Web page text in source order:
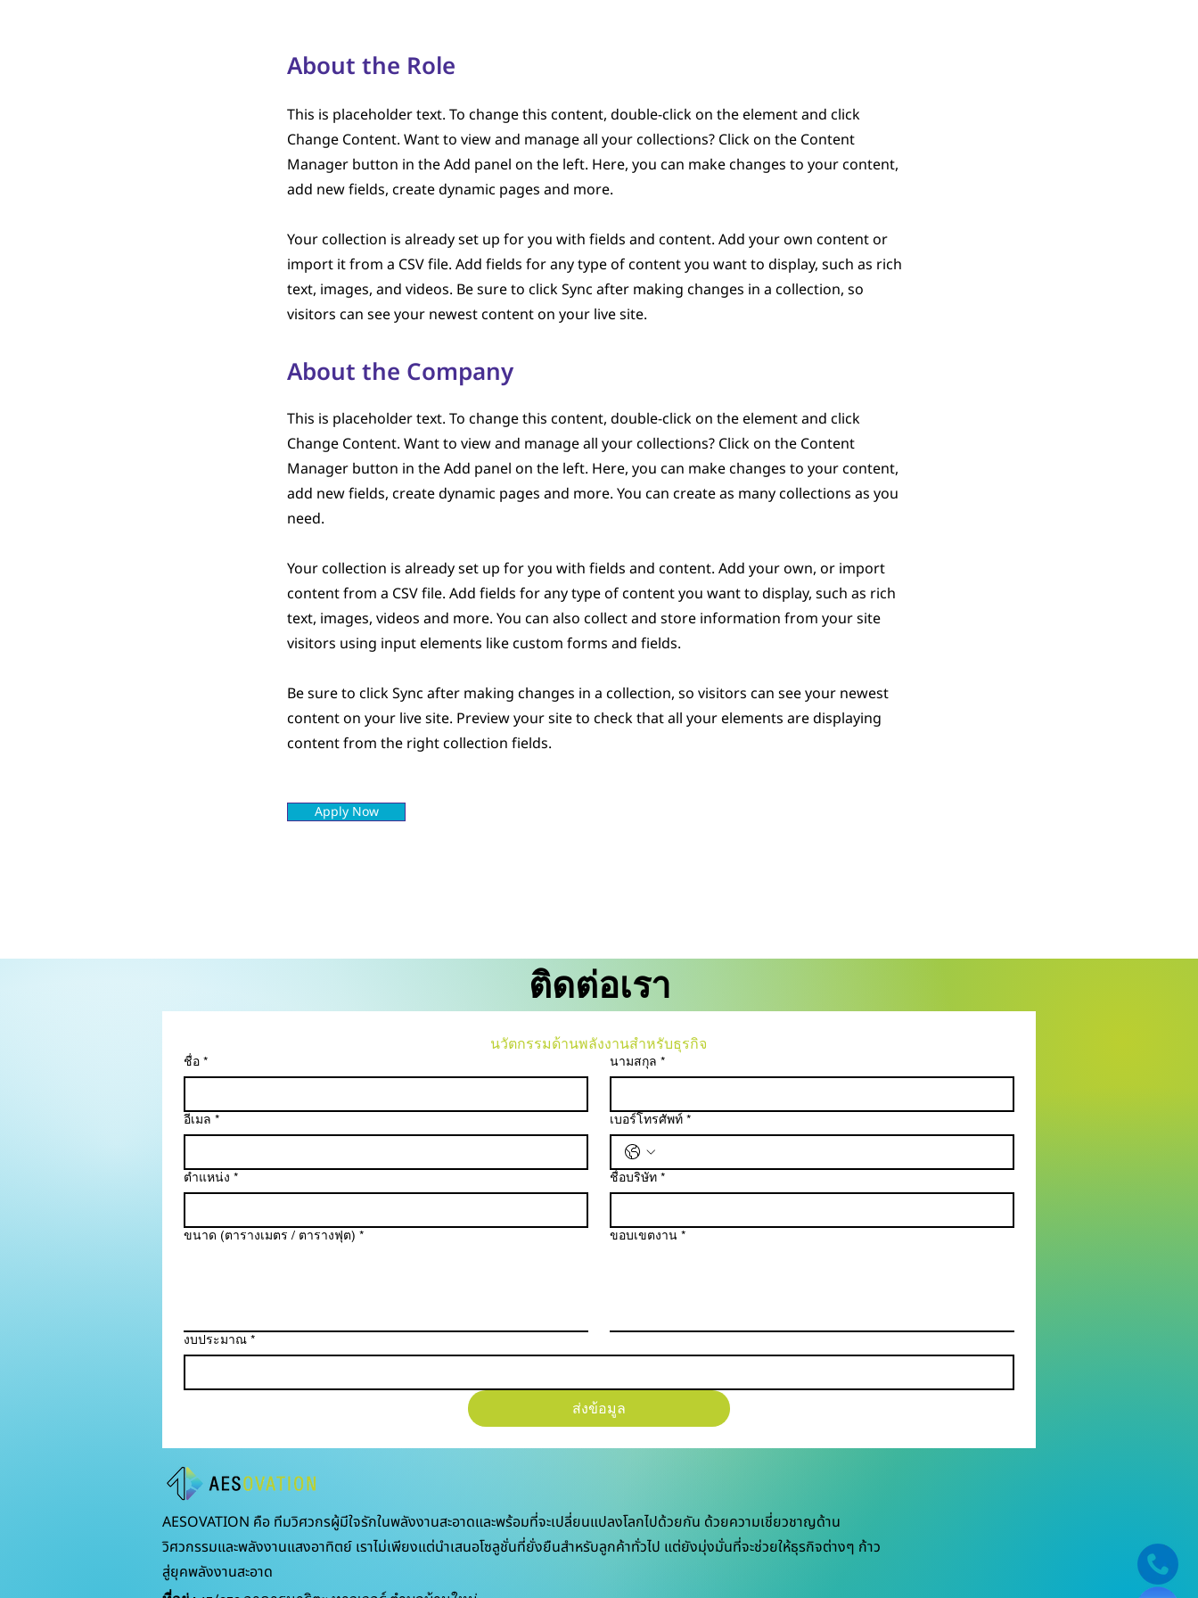
About the Role
This is placeholder text. To change this content, double-click on the element and click
Change Content. Want to view and manage all your collections? Click on the Content
Manager button in the Add panel on the left. Here, you can make changes to your content,
add new fields, create dynamic pages and more.
Your collection is already set up for you with fields and content. Add your own content or
import it from a CSV file. Add fields for any type of content you want to display, such as rich
text, images, and videos. Be sure to click Sync after making changes in a collection, so
visitors can see your newest content on your live site.
About the Company
This is placeholder text. To change this content, double-click on the element and click
Change Content. Want to view and manage all your collections? Click on the Content
Manager button in the Add panel on the left. Here, you can make changes to your content,
add new fields, create dynamic pages and more. You can create as many collections as you
need.
Your collection is already set up for you with fields and content. Add your own, or import
content from a CSV file. Add fields for any type of content you want to display, such as rich
text, images, videos and more. You can also collect and store information from your site
visitors using input elements like custom forms and fields.
Be sure to click Sync after making changes in a collection, so visitors can see your newest
content on your live site. Preview your site to check that all your elements are displaying
content from the right collection fields.
Apply Now
ติดต่อเรา
นวัตกรรมด้านพลังงานสำหรับธุรกิจ
ชื่อ * นามสกุล *
อีเมล * เบอร์โทรศัพท์ *
ตำแหน่ง * ชื่อบริษัท *
ขนาด (ตารางเมตร / ตารางฟุต) * ขอบเขตงาน *
งบประมาณ *
ส่งข้อมูล
AESOVATION คือ ทีมวิศวกรผู้มีใจรักในพลังงานสะอาดและพร้อมที่จะเปลี่ยนแปลงโลกไปด้วยกัน ด้วยความเชี่ยวชาญด้าน
วิศวกรรมและพลังงานแสงอาทิตย์ เราไม่เพียงแต่นำเสนอโซลูชั่นที่ยั่งยืนสำหรับลูกค้าทั่วไป แต่ยังมุ่งมั่นที่จะช่วยให้ธุรกิจต่างๆ ก้าว
สู่ยุคพลังงานสะอาด